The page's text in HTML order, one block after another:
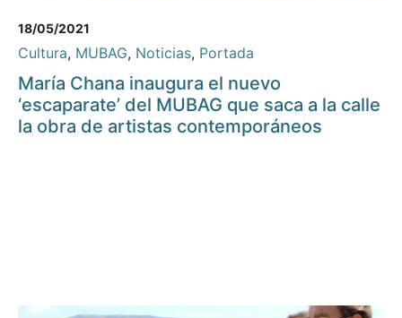
18/05/2021
Cultura, MUBAG, Noticias, Portada
María Chana inaugura el nuevo
‘escaparate’ del MUBAG que saca a la calle
la obra de artistas contemporáneos